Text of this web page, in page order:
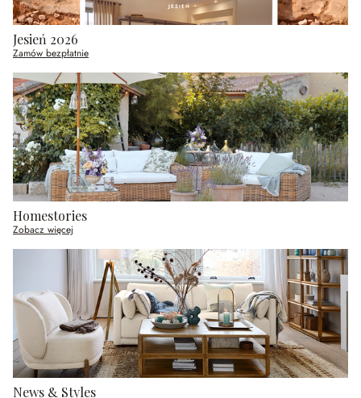
Jesień 2026
Zamów bezpłatnie
Homestories
Zobacz więcej
News & Styles